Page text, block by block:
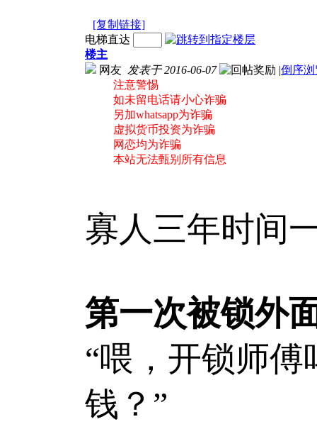
[复制链接]
电梯直达
楼主
网友 发表于 2016-06-07 |倒序浏
注意警惕
如未留电话请小心诈骗
另加whatsapp为诈骗
虚拟货币投资为诈骗
网恋均为诈骗
本站无法甄别所有信息
寡人三年时间
第一次被锁外
“喂，开锁师
钱？”